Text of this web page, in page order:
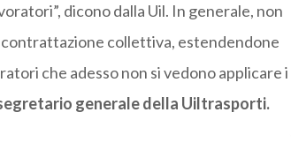
dicono dalla Uil. In generale, non
contrattazione collettiva, estendendone
che adesso non si vedono applicare i
generale della Uiltrasporti.